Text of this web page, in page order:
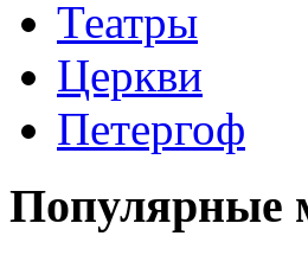
Театры
Церкви
Петергоф
Популярные